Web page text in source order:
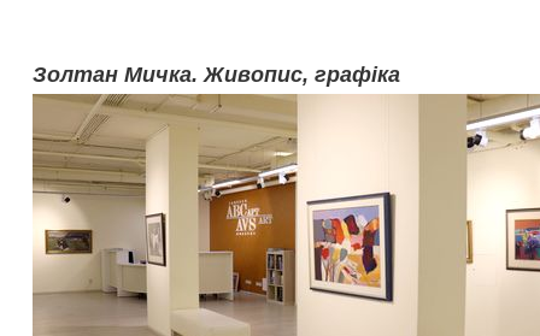
Золтан Мичка. Живопис, графіка